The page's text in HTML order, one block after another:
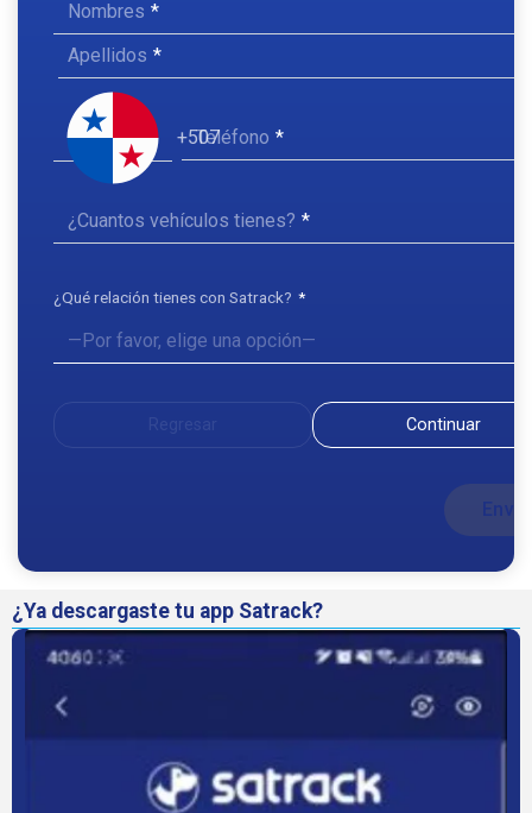
Nombres
Apellidos
+507Teléfono
¿Cuantos vehículos tienes?
¿Qué relación tienes con Satrack?
Continuar
¿Ya descargaste tu app Satrack?